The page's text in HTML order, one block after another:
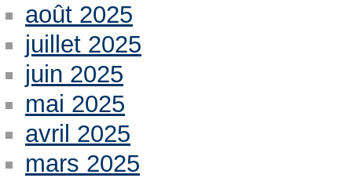
août 2025
juillet 2025
juin 2025
mai 2025
avril 2025
mars 2025